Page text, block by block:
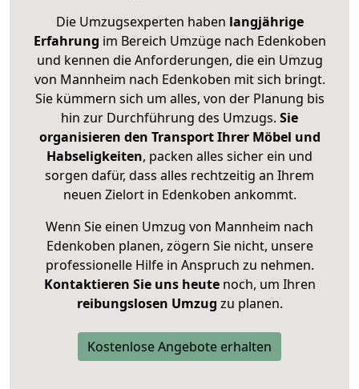
Die Umzugsexperten haben langjährige
Erfahrung im Bereich Umzüge nach Edenkoben
und kennen die Anforderungen, die ein Umzug
von Mannheim nach Edenkoben mit sich bringt.
Sie kümmern sich um alles, von der Planung bis
hin zur Durchführung des Umzugs. Sie
organisieren den Transport Ihrer Möbel und
Habseligkeiten, packen alles sicher ein und
sorgen dafür, dass alles rechtzeitig an Ihrem
neuen Zielort in Edenkoben ankommt.
Wenn Sie einen Umzug von Mannheim nach
Edenkoben planen, zögern Sie nicht, unsere
professionelle Hilfe in Anspruch zu nehmen.
Kontaktieren Sie uns heutenoch, um Ihren
reibungslosen Umzug zu planen.
Kostenlose Angebote erhalten